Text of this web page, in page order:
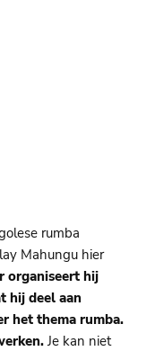
rumba
Mahungu hier
organiseert hij
hij deel aan
het thema rumba.
Je kan niet